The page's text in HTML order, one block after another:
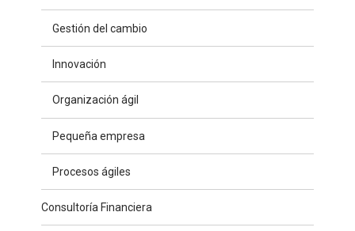
Gestión del cambio
Innovación
Organización ágil
Pequeña empresa
Procesos ágiles
Consultoría Financiera